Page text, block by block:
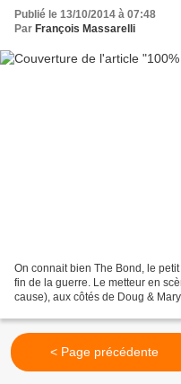
Publié le 13/10/2014 à 07:48
Par François Massarelli
On connait bien The Bond, le
fin de la guerre. Le metteur en
cause), aux côtés de Doug &
< Page précédente